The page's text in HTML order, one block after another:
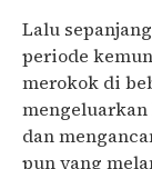
Lalu
periode
merokok di
mengeluarkan
dan
pun yang